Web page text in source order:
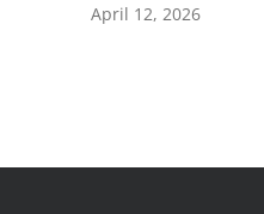
April 12, 2026